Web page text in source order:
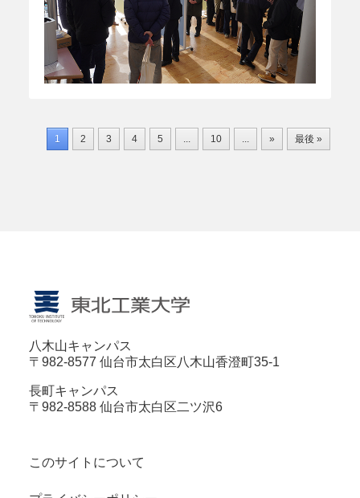
1 2 3 4 5 10 » 最後 »
八木山キャンパス
〒982-8577 仙台市太白区八木山香澄町35-1
長町キャンパス
〒982-8588 仙台市太白区二ツ沢6
このサイトについて